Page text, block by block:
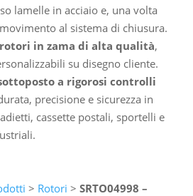
lamelle in acciaio e, una volta
al sistema di chiusura.
in zama di alta qualità,
su disegno cliente.
a rigorosi controlli
precisione e sicurezza in
cassette postali, sportelli e
> Rotori > SRTO04998 –